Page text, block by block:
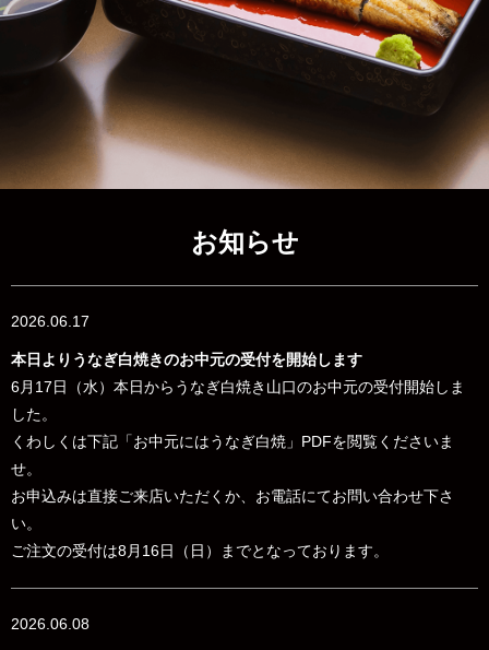
お知らせ
2026.06.17
本日よりうなぎ白焼きのお中元の受付を開始します
6月17日（水）本日からうなぎ白焼き山口のお中元の受付開始しま
した。
くわしくは下記「お中元にはうなぎ白焼」PDFを閲覧くださいま
せ。
お申込みは直接ご来店いただくか、お電話にてお問い合わせ下さ
い。
ご注文の受付は8月16日（日）までとなっております。
2026.06.08